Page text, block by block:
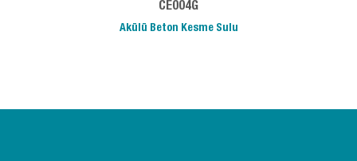
CE004G
Akülü Beton Kesme Sulu